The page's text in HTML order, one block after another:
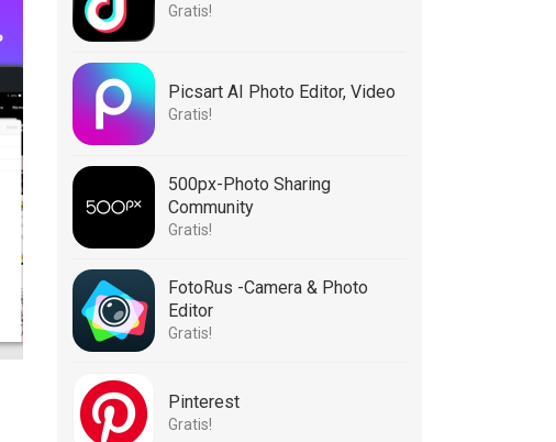
–
Gratis!
Picsart AI Photo Editor, Video
Gratis!
500px-Photo Sharing
Community
Gratis!
FotoRus -Camera & Photo
Editor
Gratis!
Pinterest
Gratis!